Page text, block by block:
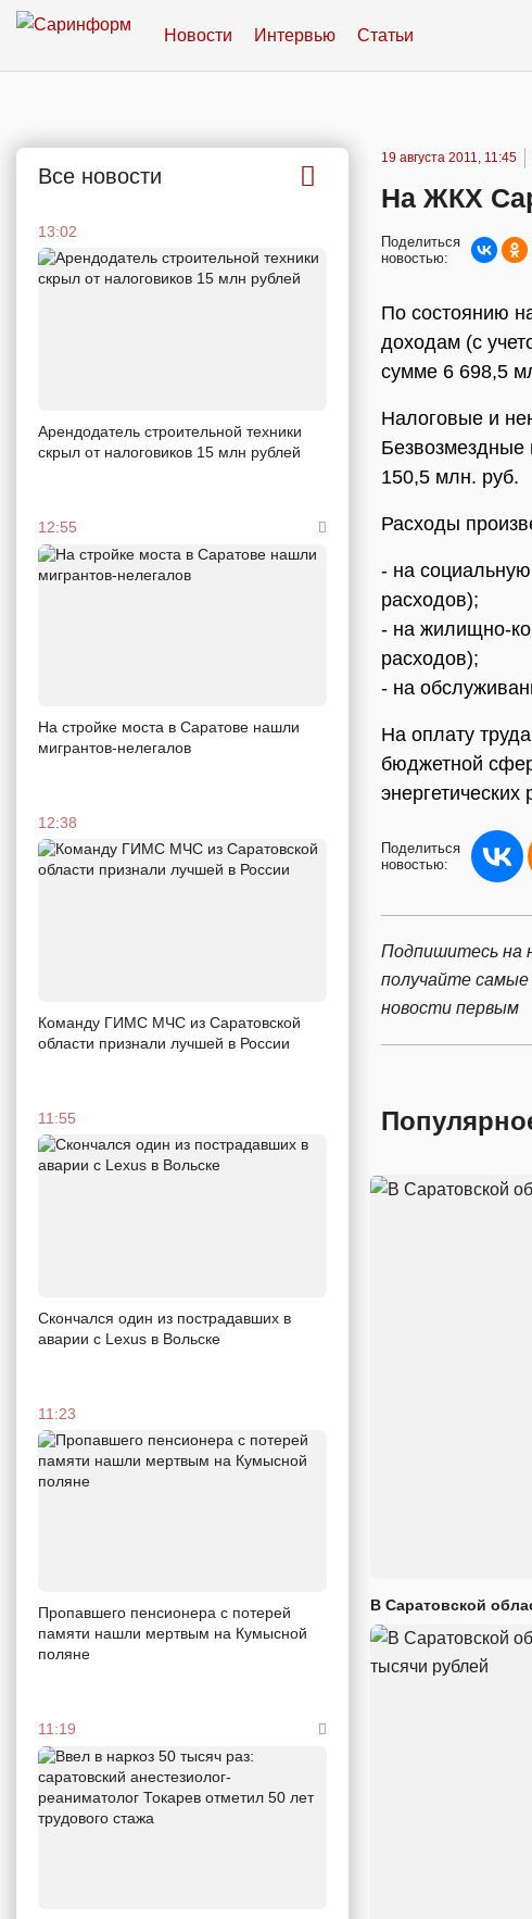
Новости Интервью Статьи
Все новости
13:02
Арендодатель строительной техники
скрыл от налоговиков 15 млн рублей
12:55
На стройке моста в Саратове нашли
мигрантов-нелегалов
12:38
Команду ГИМС МЧС из Саратовской
области признали лучшей в России
11:55
Скончался один из пострадавших в
аварии c Lexus в Вольске
11:23
Пропавшего пенсионера с потерей
памяти нашли мертвым на Кумысной
поляне
11:19
19 августа 2011, 11:45
На ЖКХ
Поделиться
новостью:
По состоянию
доходам (с
сумме 6 698,5
Налоговые и
Безвозмездные
150,5 млн. руб.
Расходы
- на
расходов);
- на жилищно-
расходов);
- на
На оплату
бюджетной
Поделиться
новостью:
Подпишитесь на
получайте
новости первым
В Саратовской